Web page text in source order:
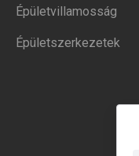
Épületvillamosság
Épületszerkezetek